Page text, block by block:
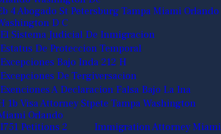
4 Abogado St Petersburg Tampa Miami Orlando
D C
El Sistema Judicial De Inmigracion
Estatus De Proteccion Temporal
Excepciones Bajo Inda 212 H
Excepciones De Tergiversacion
Exenciones A Declaracion Falsa Bajo La Ina
1b Visa Attorney Stpete Tampa Washington
Orlando
I751 Petitions 2
Immigration Attorney Miami